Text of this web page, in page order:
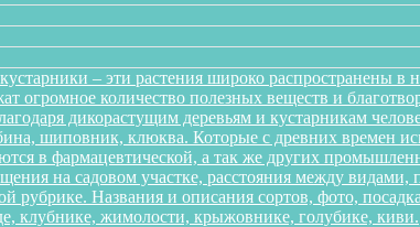
– эти растения широко распространены
огромное количество полезных веществ и
дикорастущим деревьям и кустарникам
шиповник, клюква. Которые с древних времен
в фармацевтической, а так же других
на садовом участке, расстояния между видами,
рубрике. Названия и описания сортов, фото,
клубнике, жимолости, крыжовнике, голубике, киви.